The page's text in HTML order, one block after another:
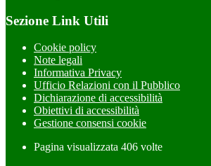
Sezione Link Utili
Cookie policy
Note legali
Informativa Privacy
Ufficio Relazioni con il Pubblico
Dichiarazione di accessibilità
Obiettivi di accessibilità
Gestione consensi cookie
Pagina visualizzata 406 volte